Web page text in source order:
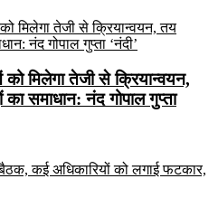
मिलेगा तेजी से क्रियान्वयन,
का समाधान: नंद गोपाल गुप्ता